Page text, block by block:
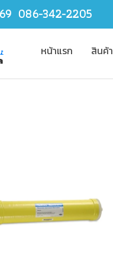
086-342-2205
หน้าแรก สินค้า